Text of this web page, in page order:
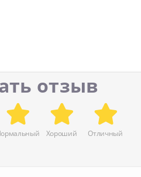
отзыв
Хороший Отличный